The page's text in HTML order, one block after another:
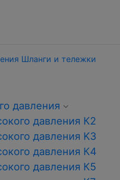
Шланги и тележки
давления
давления К2
давления K3
давления К4
давления К5